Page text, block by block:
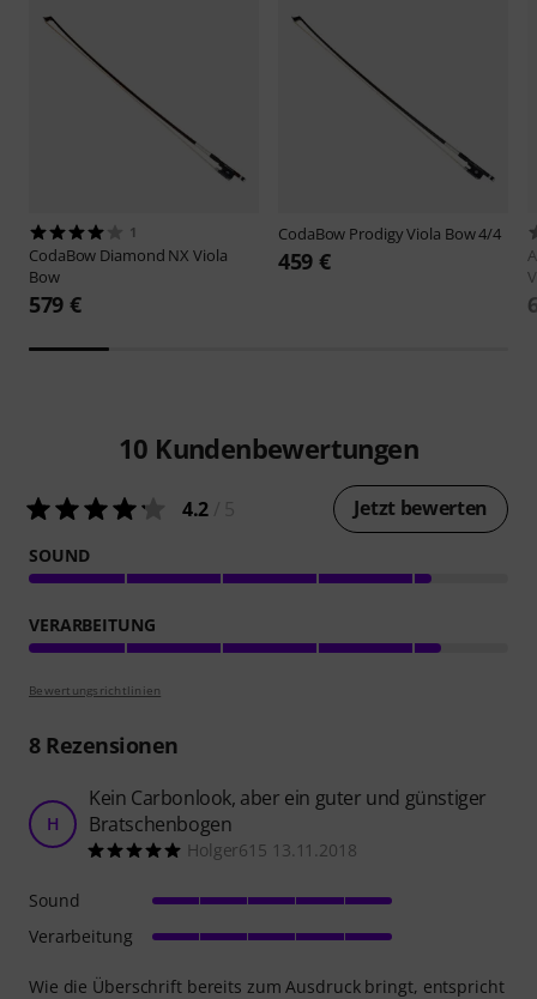
1
CodaBow Diamond NX Viola
Bow
579 €
CodaBow Prodigy Viola Bow 4/4
459 €
10 Kundenbewertungen
4.2 Jetzt bewerten
SOUND
VERARBEITUNG
Bewertungsrichtlinien
8Rezensionen
H
Kein Carbonlook, aber ein guter und günstiger
Bratschenbogen
Holger615 13.11.2018
Wie die Überschrift bereits zum Ausdruck bringt, entspricht
Sound
Verarbeitung